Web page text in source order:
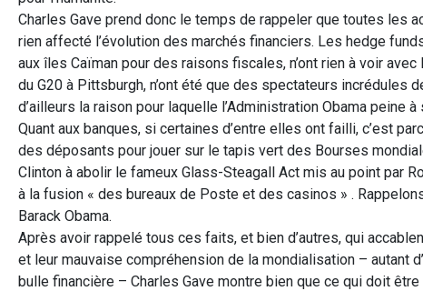
Charles Gave prend donc le temps de rappeler que toutes les
rien affecté l’évolution des marchés financiers. Les hedge
aux îles Caïman pour des raisons fiscales, n’ont rien à voir
du G20 à Pittsburgh, n’ont été que des spectateurs incrédules
d’ailleurs la raison pour laquelle l’Administration Obama peine
Quant aux banques, si certaines d’entre elles ont failli, c’est
des déposants pour jouer sur le tapis vert des Bourses
Clinton à abolir le fameux Glass-Steagall Act mis au point par
à la fusion « des bureaux de Poste et des casinos » .
Barack Obama.
Après avoir rappelé tous ces faits, et bien d’autres, qui
et leur mauvaise compréhension de la mondialisation – autant
bulle financière – Charles Gave montre bien que ce qui doit